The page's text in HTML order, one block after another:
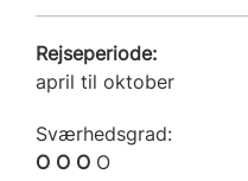
Rejseperiode:
april til oktober
Sværhedsgrad:
O O O O